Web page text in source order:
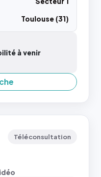
Toulouse (31)
à venir
Téléconsultation